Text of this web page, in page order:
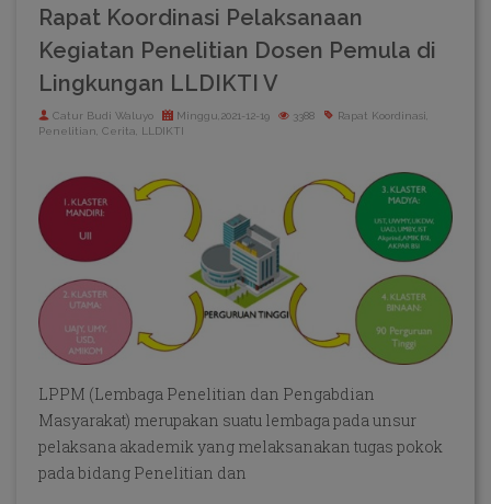
Rapat Koordinasi Pelaksanaan
Kegiatan Penelitian Dosen Pemula di
Lingkungan LLDIKTI V
Catur Budi Waluyo Minggu,2021-12-19 3388
Rapat Koordinasi,
Penelitian, Cerita, LLDIKTI
LPPM (Lembaga Penelitian dan Pengabdian
Masyarakat) merupakan suatu lembaga pada unsur
pelaksana akademik yang melaksanakan tugas pokok
pada bidang Penelitian dan